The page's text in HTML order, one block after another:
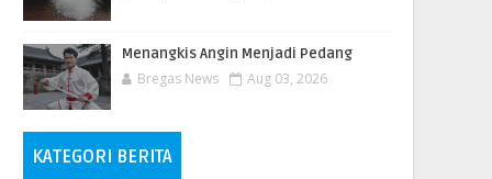
Menangkis Angin Menjadi Pedang
Bregas News Aug 03, 2026
KATEGORI BERITA